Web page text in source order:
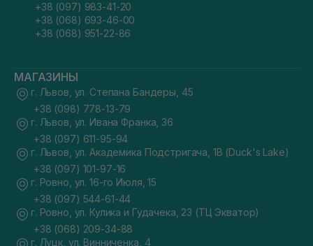
+38 (097) 983-41-20
+38 (068) 693-46-00
+38 (068) 951-22-86
МАГАЗИНЫ
г. Львов, ул. Степана Бандеры, 45
+38 (098) 778-13-79
г. Львов, ул. Ивана Франка, 36
+38 (097) 611-95-94
г. Львов, ул. Академика Подстригача, 1В (Duck's Lake)
+38 (097) 101-97-16
г. Ровно, ул. 16-го Июля, 15
+38 (097) 544-61-44
г. Ровно, ул. Кулика и Гудачека, 23 (ТЦ Экватор)
+38 (068) 209-34-88
г. Луцк, ул. Винниченка, 4